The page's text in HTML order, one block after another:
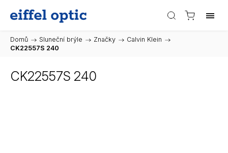
Domů / Sluneční brýle / Značky / Calvin Klein /
CK22557S 240
CK22557S 240